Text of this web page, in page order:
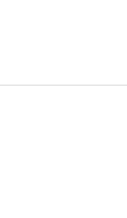
شخصی و کنسول های